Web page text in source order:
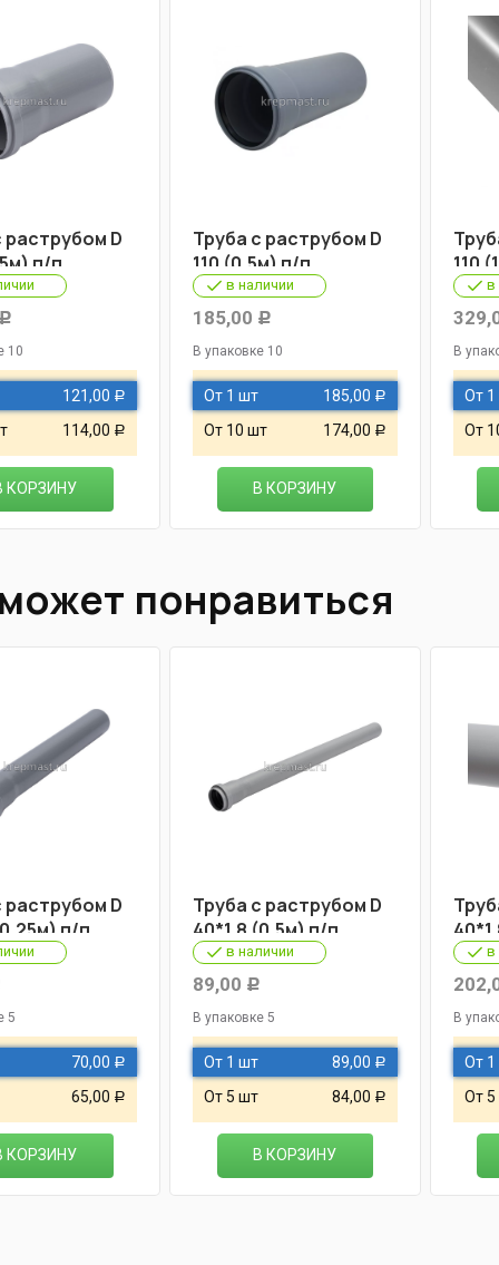
раструбом D
п/п
Р
10
121,00 Р
114,00 Р
КОРЗИНУ
Труба с раструбом D
110 (0,5м) п/п
в наличии
185,00 Р
В упаковке 10
От 1 шт 185,00 Р
От 10 шт 174,00 Р
В КОРЗИНУ
110
в
В
От 1
От
понравиться
раструбом D
п/п
5
70,00 Р
65,00 Р
КОРЗИНУ
Труба с раструбом D
40*1,8 (0,5м) п/п
в наличии
89,00 Р
В упаковке 5
От 1 шт 89,00 Р
От 5 шт 84,00 Р
В КОРЗИНУ
в
В
От 1
От 5